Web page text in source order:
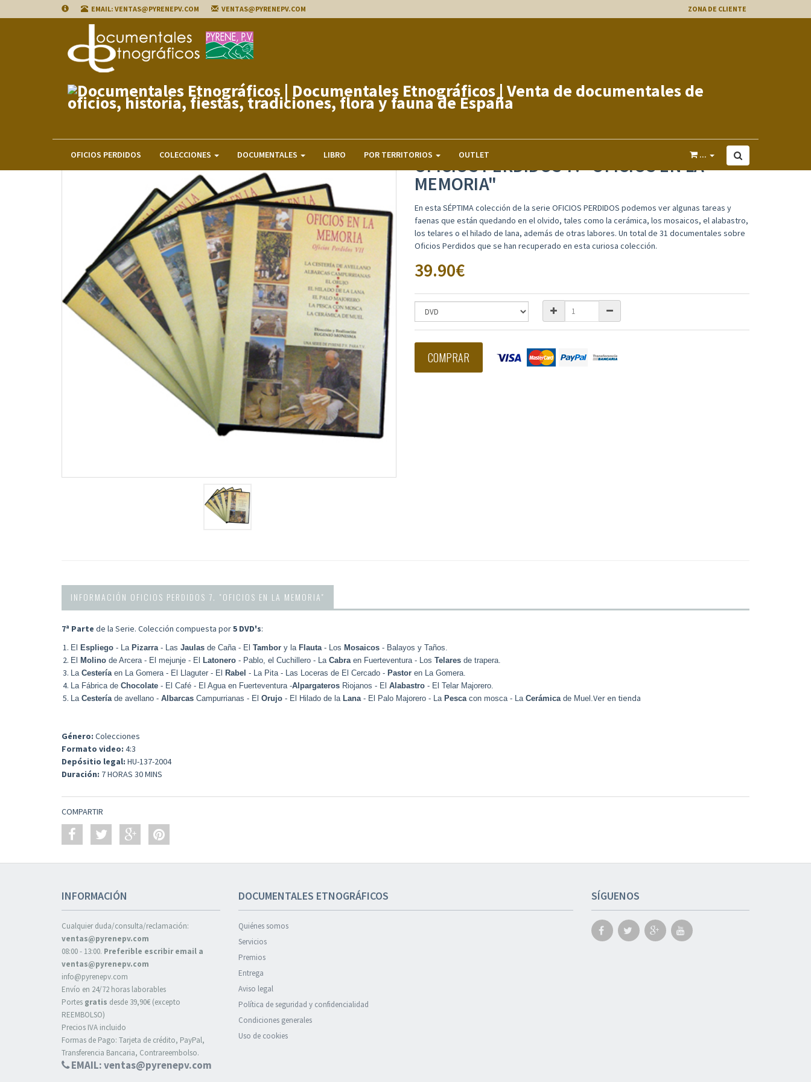
EMAIL: VENTAS@PYRENEPV.COM VENTAS@PYRENEPV.COM ZONA DE CLIENTE
OFICIOS PERDIDOS COLECCIONES DOCUMENTALES LIBRO POR TERRITORIOS OUTLET ...
OFICIOS PERDIDOS 7. "OFICIOS EN LA
MEMORIA"
En esta SÉPTIMA colección de la serie OFICIOS PERDIDOS podemos ver algunas tareas y
faenas que están quedando en el olvido, tales como la cerámica, los mosaicos, el alabastro,
los telares o el hilado de lana, además de otras labores. Un total de 31 documentales sobre
Oficios Perdidos que se han recuperado en esta curiosa colección.
39.90€
COMPRAR
INFORMACIÓN OFICIOS PERDIDOS 7. "OFICIOS EN LA MEMORIA"
7ª Parte de la Serie. Colección compuesta por5 DVD's:
El Espliego - La Pizarra - Las Jaulas de Caña - El Tambor y la Flauta - Los Mosaicos - Balayos y Taños.
El
Molino de Arcera - El mejunje - El Latonero - Pablo, el Cuchillero - La Cabra en Fuerteventura - Los Telares de trapera.
La Cestería en La Gomera - El Llaguter - El Rabel - La Pita - Las Loceras de El Cercado - Pastor en La Gomera.
La Fábrica de Chocolate - El Café - El Agua en Fuerteventura -Alpargateros Riojanos - El Alabastro - El Telar Majorero.
La Cestería de avellano - Albarcas Campurrianas - El Orujo - El Hilado de la Lana - El Palo Majorero - La Pesca con mosca - La Cerámica de Muel. Ver en tienda
Género: Colecciones
Formato video: 4:3
Depósitio legal: HU-137-2004
Duración: 7 HORAS 30 MINS
COMPARTIR
INFORMACIÓN
Cualquier duda/consulta/reclamación:
ventas@pyrenepv.com
08:00 - 13:00. Preferible escribir email a
ventas@pyrenepv.com
info@pyrenepv.com
Envío en 24/72 horas laborables
Portes gratis desde 39,90€ (excepto
REEMBOLSO)
Precios IVA incluido
Formas de Pago: Tarjeta de crédito, PayPal,
Transferencia Bancaria, Contrareembolso.
EMAIL: ventas@pyrenepv.com
DOCUMENTALES ETNOGRÁFICOS
Quiénes somos
Servicios
Premios
Entrega
Aviso legal
Política de seguridad y confidencialidad
Condiciones generales
Uso de cookies
SÍGUENOS